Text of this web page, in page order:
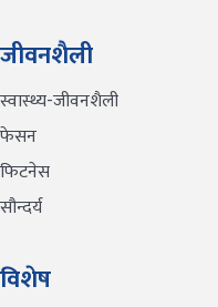
जीवनशैली
स्वास्थ्य-जीवनशैली
फेसन
फिटनेस
सौन्दर्य
विशेष